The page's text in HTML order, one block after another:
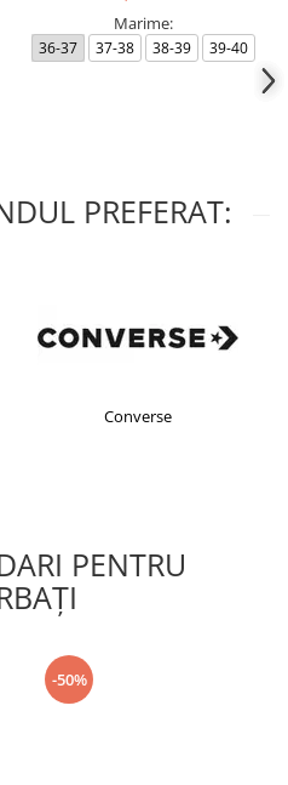
Marime:
36-37 37-38 38-39 39-40
PREFERAT:
Converse
PENTRU
-50%